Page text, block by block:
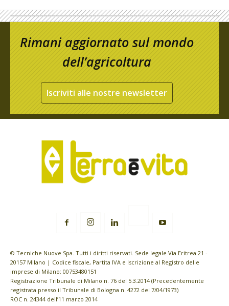
Rimani aggiornato sul mondo
dell’agricoltura
Iscriviti alle nostre newsletter
© Tecniche Nuove Spa. Tutti i diritti riservati. Sede legale Via Eritrea 21 -
20157 Milano | Codice fiscale, Partita IVA e Iscrizione al Registro delle
imprese di Milano: 00753480151
Registrazione Tribunale di Milano n. 76 del 5.3.2014 (Precedentemente
registrata presso il Tribunale di Bologna n. 4272 del 7/04/1973)
ROC n. 24344 dell’11 marzo 2014